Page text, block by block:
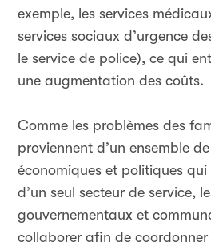
exemple, les services
services sociaux d’urgence
le service de police), ce qui
une augmentation des coûts.
Comme les problèmes des
proviennent d’un ensemble
économiques et politiques
d’un seul secteur de service,
gouvernementaux et
collaborer afin de coordonner